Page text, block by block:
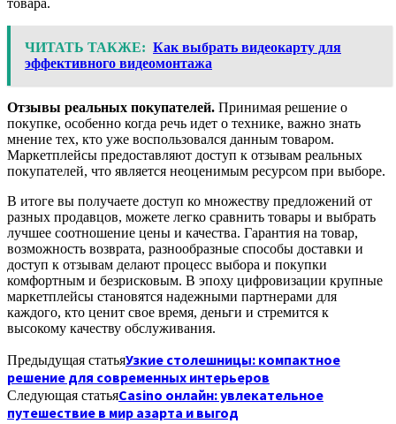
ЧИТАТЬ ТАКЖЕ: Как выбрать видеокарту для
эффективного видеомонтажа
Отзывы реальных покупателей. Принимая решение о
покупке, особенно когда речь идет о технике, важно знать
мнение тех, кто уже воспользовался данным товаром.
Маркетплейсы предоставляют доступ к отзывам реальных
покупателей, что является неоценимым ресурсом при выборе.
В итоге вы получаете доступ ко множеству предложений от
разных продавцов, можете легко сравнить товары и выбрать
лучшее соотношение цены и качества. Гарантия на товар,
возможность возврата, разнообразные способы доставки и
доступ к отзывам делают процесс выбора и покупки
комфортным и безрисковым. В эпоху цифровизации крупные
маркетплейсы становятся надежными партнерами для
каждого, кто ценит свое время, деньги и стремится к
высокому качеству обслуживания.
Предыдущая статьяУзкие столешницы: компактное
решение для современных интерьеров
Следующая статьяCasino онлайн: увлекательное
путешествие в мир азарта и выгод